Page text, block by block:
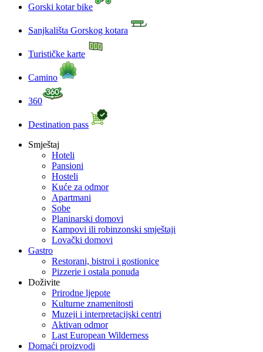
Gorski kotar bike
Sanjkališta Gorskog kotara
Turističke karte
Camino
360
Destination pass
Smještaj
Hoteli
Pansioni
Hosteli
Kuće za odmor
Apartmani
Sobe
Planinarski domovi
Kampovi ili robinzonski smještaji
Lovački domovi
Gastro
Restorani, bistroi i gostionice
Pizzerie i ostala ponuda
Doživite
Prirodne ljepote
Kulturne znamenitosti
Muzeji i interpretacijski centri
Aktivan odmor
Last European Wilderness
Domaći proizvodi